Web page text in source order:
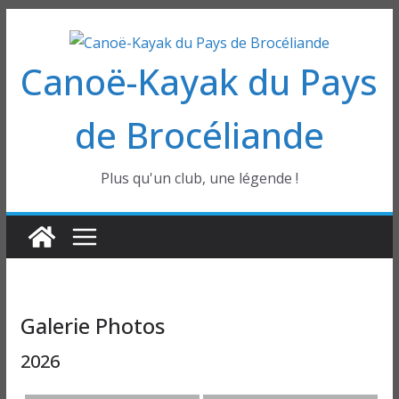
contenu
Canoë-Kayak du Pays
de Brocéliande
Plus qu'un club, une légende !
Galerie Photos
2026